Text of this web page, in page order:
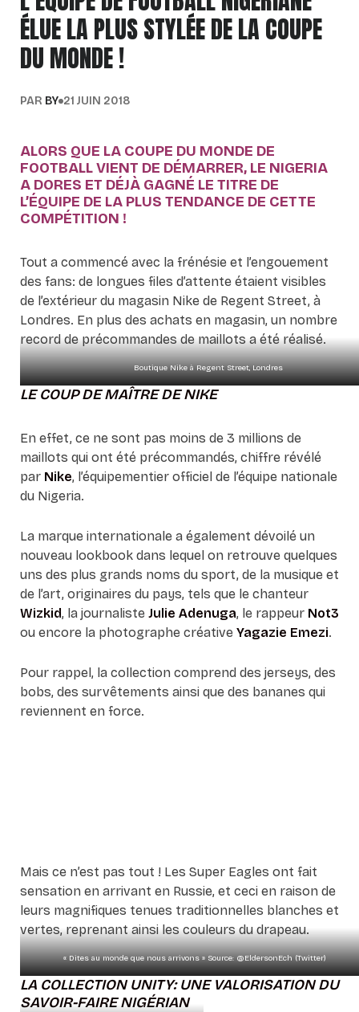
ÉLUE LA PLUS STYLÉE DE LA COUPE
DU MONDE !
PAR BY 21 JUIN 2018
ALORS QUE LA COUPE DU MONDE DE
FOOTBALL VIENT DE DÉMARRER, LE NIGERIA
A DORES ET DÉJÀ GAGNÉ LE TITRE DE
L’ÉQUIPE DE LA PLUS TENDANCE DE CETTE
COMPÉTITION !
Tout a commencé avec la frénésie et l’engouement
des fans: de longues files d’attente étaient visibles
de l’extérieur du magasin Nike de Regent Street, à
Londres. En plus des achats en magasin, un nombre
record de précommandes de maillots a été réalisé.
Boutique Nike à Regent Street, Londres
LE COUP DE MAÎTRE DE NIKE
En effet, ce ne sont pas moins de 3 millions de
maillots qui ont été précommandés, chiffre révélé
parNike, l’équipementier officiel de l’équipe nationale
du Nigeria.
La marque internationale a également dévoilé un
nouveau lookbook dans lequel on retrouve quelques
uns des plus grands noms du sport, de la musique et
de l’art, originaires du pays, tels que le chanteur
Wizkid, la journaliste Julie Adenuga, le rappeur Not3
ou encore la photographe créativeYagazie Emezi.
Pour rappel, la collection comprend des jerseys, des
bobs, des survêtements ainsi que des bananes qui
reviennent en force.
Mais ce n’est pas tout ! Les Super Eagles ont fait
sensation en arrivant en Russie, et ceci en raison de
leurs magnifiques tenues traditionnelles blanches et
vertes, reprenant ainsi les couleurs du drapeau.
« Dites au monde que nous arrivons » Source: @EldersonEch (Twitter)
LA COLLECTION UNITY: UNE VALORISATION DU
SAVOIR-FAIRE NIGÉRIAN